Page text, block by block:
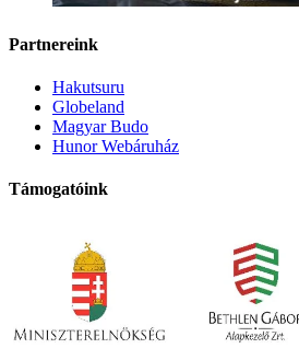
Partnereink
Hakutsuru
Globeland
Magyar Budo
Hunor Webáruház
Támogatóink